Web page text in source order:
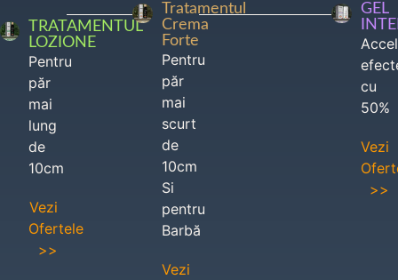
TRATAMENTUL
LOZIONE
Pentru
păr
mai
lung
de
10cm
Vezi
Ofertele
>>
Tratamentul
Crema
Forte
Pentru
păr
mai
scurt
de
10cm
Si
pentru
Barbă
Vezi
GEL
cu
50%
Vezi
>>